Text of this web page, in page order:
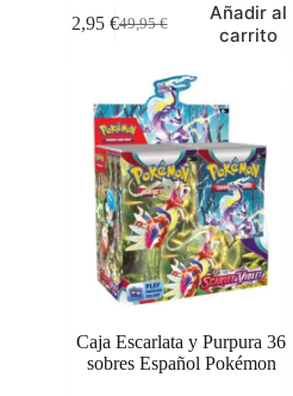
49,95€
El
original
49,95 €.
42,95 €El
actual
42,95 €.
Añadir al
carrito
Caja Escarlata y Purpura 36
sobres Español Pokémon